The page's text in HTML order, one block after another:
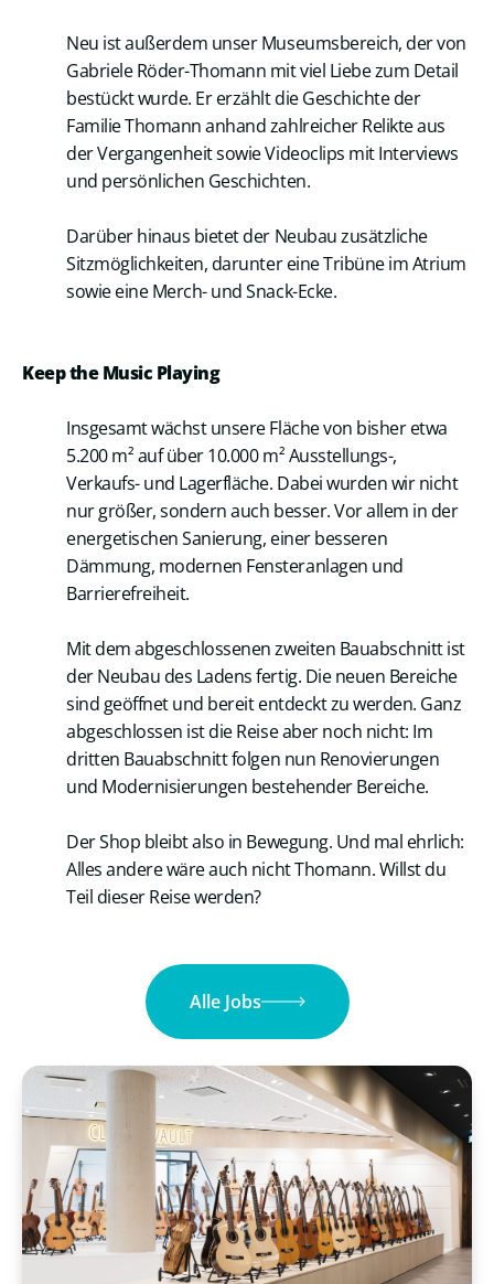
Neu ist außerdem unser Museumsbereich, der von
Gabriele Röder-Thomann mit viel Liebe zum Detail
bestückt wurde. Er erzählt die Geschichte der
Familie Thomann anhand zahlreicher Relikte aus
der Vergangenheit sowie Videoclips mit Interviews
und persönlichen Geschichten.
Darüber hinaus bietet der Neubau zusätzliche
Sitzmöglichkeiten, darunter eine Tribüne im Atrium
sowie eine Merch- und Snack-Ecke.
Keep the Music Playing
Insgesamt wächst unsere Fläche von bisher etwa
5.200 m² auf über 10.000 m² Ausstellungs-,
Verkaufs- und Lagerfläche. Dabei wurden wir nicht
nur größer, sondern auch besser. Vor allem in der
energetischen Sanierung, einer besseren
Dämmung, modernen Fensteranlagen und
Barrierefreiheit.
Mit dem abgeschlossenen zweiten Bauabschnitt ist
der Neubau des Ladens fertig. Die neuen Bereiche
sind geöffnet und bereit entdeckt zu werden. Ganz
abgeschlossen ist die Reise aber noch nicht: Im
dritten Bauabschnitt folgen nun Renovierungen
und Modernisierungen bestehender Bereiche.
Der Shop bleibt also in Bewegung. Und mal ehrlich:
Alles andere wäre auch nicht Thomann. Willst du
Teil dieser Reise werden?
Alle Jobs